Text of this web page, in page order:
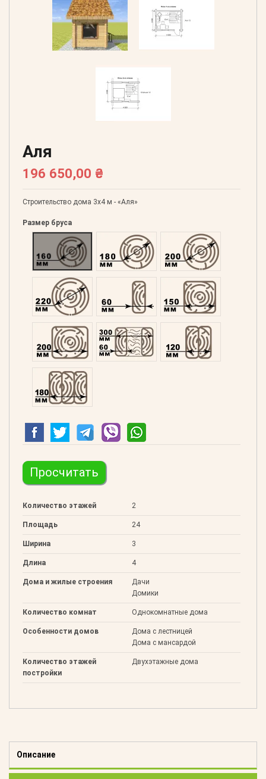
Аля
196 650,00 ₴
Строительство дома 3х4 м - «Аля»
Размер бруса
Оцилиндрованний 160Оцилиндрованний 180Оцилиндрованний
Оцилиндрованний 220Профилированний 60Профилированний
Профилированний 200Двойной 300 Клееный 120
Клееный 180
Просчитать
Количество этажей 2
Площадь 24
Ширина 3
Длина 4
Дома и жилые строения
Дачи
Домики
Количество комнат Однокомнатные дома
Особенности домов
Дома с лестницей
Дома с мансардой
Количество этажей
постройки
Двухэтажные дома
Описание